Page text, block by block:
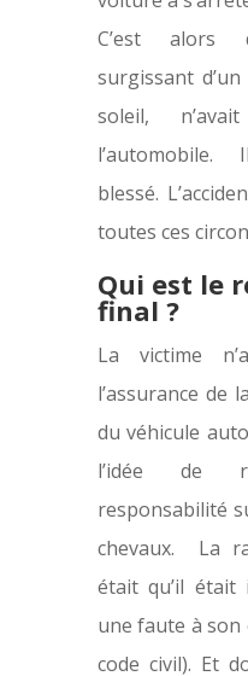
C’est alors
surgissant
soleil,
blessé.
toutes ces
Qui est le
final ?
La victime
l’assurance de
du véhicule
l’idée de
responsabilité
chevaux. La
était qu’il était
une faute à son
code civil). Et